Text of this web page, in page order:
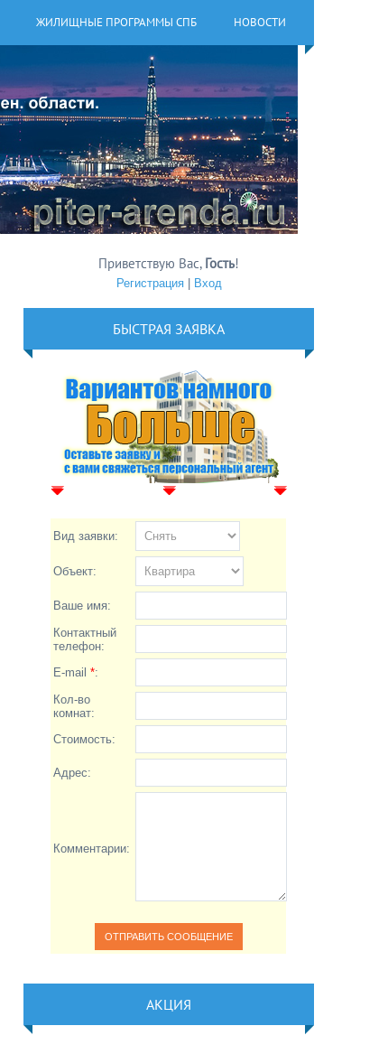
ЖИЛИЩНЫЕ ПРОГРАММЫ СПБ НОВОСТИ
Приветствую Вас, Гость!
Регистрация| Вход
БЫСТРАЯ ЗАЯВКА
Вид заявки:
Объект:
Ваше имя:
Контактный
телефон:
E-mail*:
Кол-во
комнат:
Стоимость:
Адрес:
Комментарии:
АКЦИЯ